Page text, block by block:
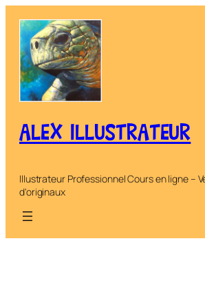
contenu
ALEX ILLUSTRATEUR
Illustrateur Professionnel Cours en ligne –
d'originaux